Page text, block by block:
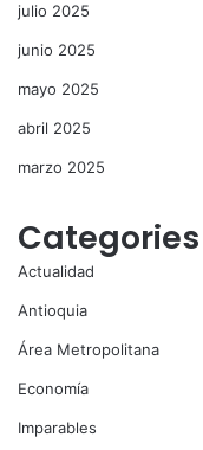
julio 2025
junio 2025
mayo 2025
abril 2025
marzo 2025
Categories
Actualidad
Antioquia
Área Metropolitana
Economía
Imparables